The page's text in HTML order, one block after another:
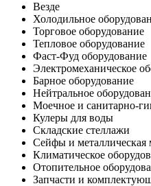
Везде
Холодильное
Торговое оборудование
Тепловое оборудование
Фаст-Фуд оборудование
Электромеханическое
Барное оборудование
Нейтральное
Моечное и санитарно-
Кулеры для воды
Складские стеллажи
Сейфы и металлическая
Климатическое
Отопительное
Запчасти и